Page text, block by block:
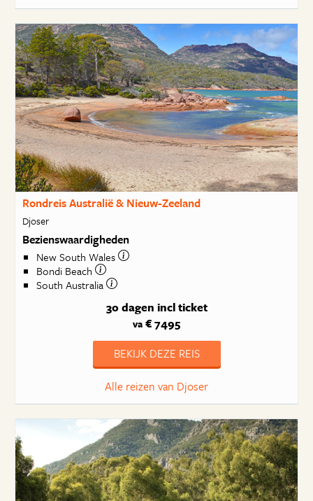
Rondreis Australië & Nieuw-Zeeland
Djoser
Bezienswaardigheden
New South Wales
Bondi Beach
South Australia
30 dagen incl ticket
va € 7495
BEKIJK DEZE REIS
Alle reizen van Djoser